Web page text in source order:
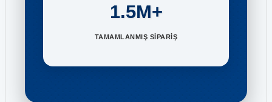
1.5M+
TAMAMLANMIŞ SİPARİŞ